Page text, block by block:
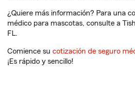
¿Quiere más información? Para una
médico para mascotas, consulte a
FL.
Comience su cotización de seguro
¡Es rápido y sencillo!